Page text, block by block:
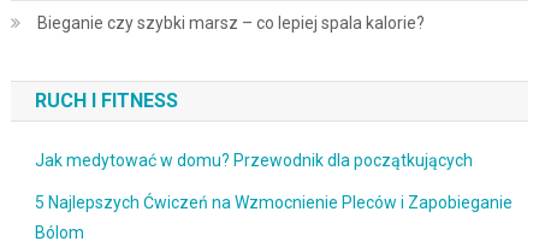
Bieganie czy szybki marsz – co lepiej spala kalorie?
RUCH I FITNESS
Jak medytować w domu? Przewodnik dla początkujących
5 Najlepszych Ćwiczeń na Wzmocnienie Pleców i Zapobieganie
Bólom